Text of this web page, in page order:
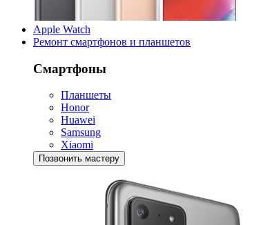
Apple Watch
Ремонт смартфонов и планшетов
Смартфоны
Планшеты
Honor
Huawei
Samsung
Xiaomi
Позвонить мастеру